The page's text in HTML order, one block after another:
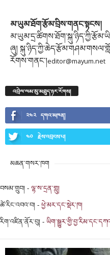
མ་ཡུམ་ཐོག་རྩོམ་བྲིས་གནང་སྟངས།
ཞུ།
རོགས་གནང་།editor@mayum.net
འབྲེལ་ལམ་མུ་མཐུད་ཉར་རོགས།
༢༤༢ དགའ་མཁན།
༤༠ རྗེས་འབྲངས་པ།
མཆན་གསར་ཁག
བསམ་གྲུབ། - ལྷ་ས་དྲན་གླུ།
ཚེ་རིང་འབའ་བ། - ཕྱེ་མར་དང་སྡེར་ཁ།
རིག་འཛིན་ནོར་བུ། -